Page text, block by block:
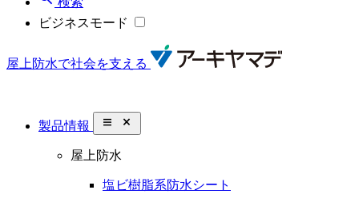
ビジネスモード
屋上防水で社会を支える
製品情報 close_small
屋上防水
塩ビ樹脂系防水シート